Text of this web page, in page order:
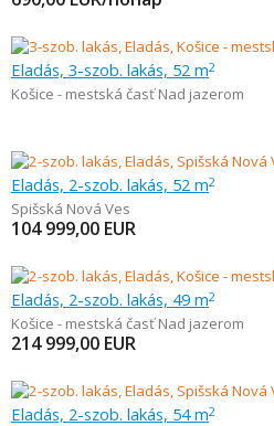
Eladás, 3-szob. lakás, 52 m2
Košice - mestská časť Nad jazerom
Eladás, 2-szob. lakás, 52 m2
Spišská Nová Ves
104 999,00 EUR
Eladás, 2-szob. lakás, 49 m2
Košice - mestská časť Nad jazerom
214 999,00 EUR
Eladás, 2-szob. lakás, 54 m2